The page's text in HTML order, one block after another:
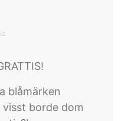
blåmärken
borde dom